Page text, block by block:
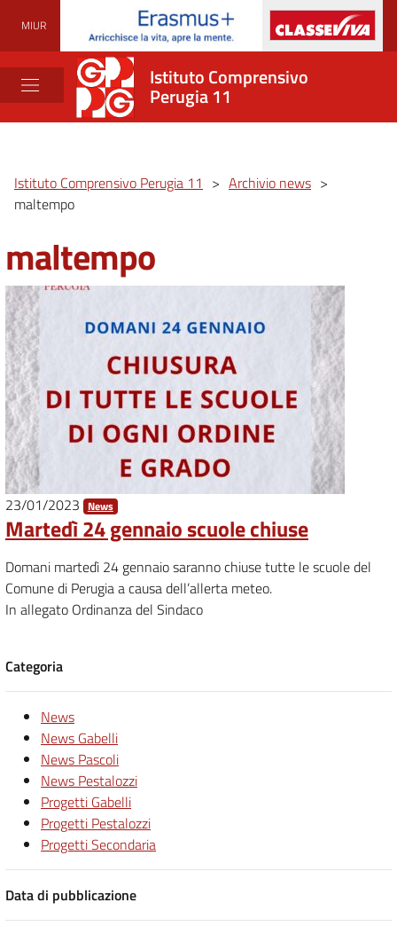
MIUR
Istituto Comprensivo
Perugia 11
Istituto Comprensivo Perugia 11 > Archivio news >
maltempo
maltempo
23/01/2023 News
Martedì 24 gennaio scuole chiuse
Domani martedì 24 gennaio saranno chiuse tutte le scuole del
Comune di Perugia a causa dell’allerta meteo.
In allegato Ordinanza del Sindaco
Categoria
News
News Gabelli
News Pascoli
News Pestalozzi
Progetti Gabelli
Progetti Pestalozzi
Progetti Secondaria
Data di pubblicazione